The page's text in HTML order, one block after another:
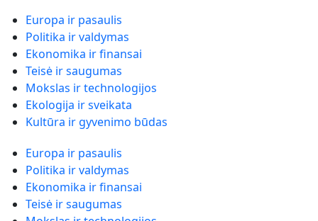
Europa ir pasaulis
Politika ir valdymas
Ekonomika ir finansai
Teisė ir saugumas
Mokslas ir technologijos
Ekologija ir sveikata
Kultūra ir gyvenimo būdas
Europa ir pasaulis
Politika ir valdymas
Ekonomika ir finansai
Teisė ir saugumas